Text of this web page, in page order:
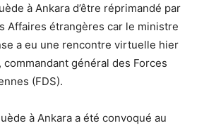
à Ankara d’être réprimandé par
Affaires étrangères car le ministre
a eu une rencontre virtuelle hier
commandant général des Forces
(FDS).
à Ankara a été convoqué au